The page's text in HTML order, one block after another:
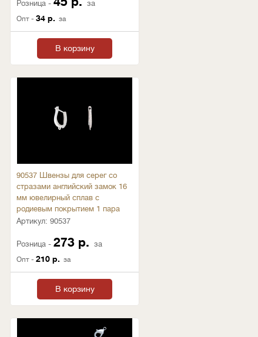
Розница - за
Опт - 34 р. за
В корзину
90537 Швензы для серег со
стразами английский замок 16
мм ювелирный сплав с
родиевым покрытием 1 пара
Артикул: 90537
Розница - 273 р. за
Опт - 210 р. за
В корзину